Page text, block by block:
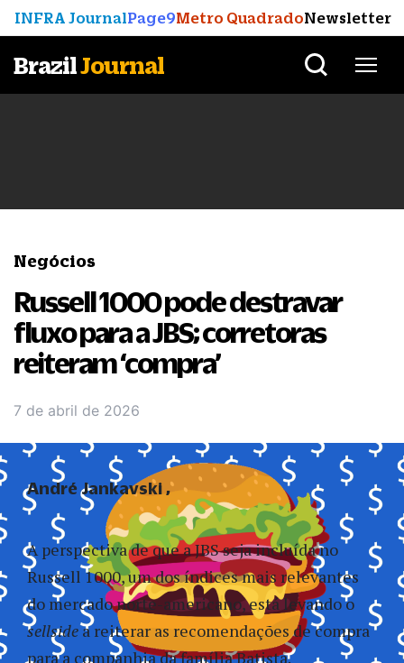
INFRA JournalPage9Metro QuadradoNewsletter
BrazilJournal
Negócios
Russell 1000 pode destravar
fluxo para a JBS; corretoras
reiteram ‘compra’
7 de abril de 2026
A perspectiva de que a JBS seja incluída no
Russell 1000, um dos índices mais relevantes
do mercado norte-americano, está levando o
sellsidea reiterar as recomendações de compra
para a companhia da família Batista.
André Jankavski